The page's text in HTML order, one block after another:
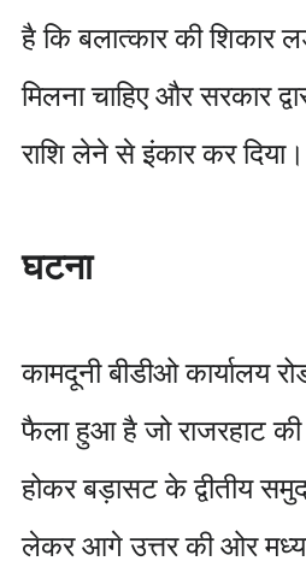
है कि बलात्कार की शिकार
मिलना चाहिए और सरकार
राशि लेने से इंकार कर दिया।
घटना
कामदूनी बीडीओ कार्यालय
फैला हुआ है जो राजरहाट
होकर बड़ासट के द्वीतीय
लेकर आगे उत्तर की ओर